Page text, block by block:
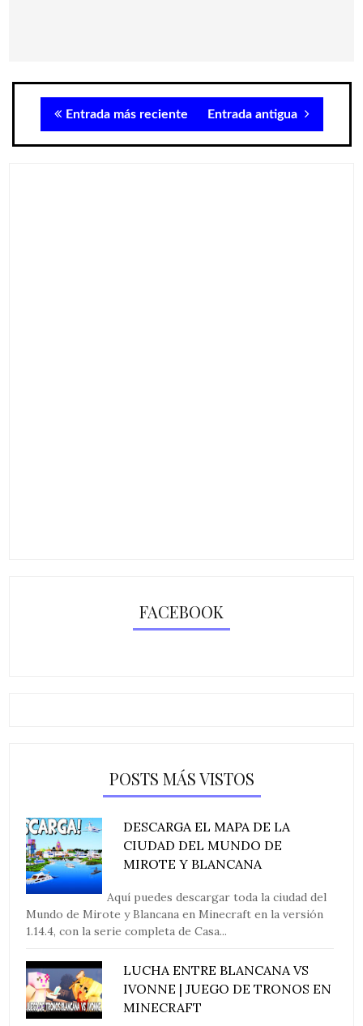
Entrada más reciente Entrada antigua
FACEBOOK
POSTS MÁS VISTOS
DESCARGA EL MAPA DE LA
CIUDAD DEL MUNDO DE
MIROTE Y BLANCANA
Aquí puedes descargar toda la ciudad del
Mundo de Mirote y Blancana en Minecraft en la versión
1.14.4, con la serie completa de Casa...
LUCHA ENTRE BLANCANA VS
IVONNE | JUEGO DE TRONOS EN
MINECRAFT